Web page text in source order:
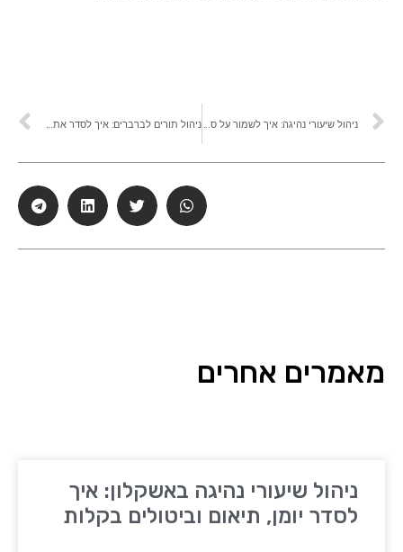
מאמרים אחרים
ניהול שיעורי נהיגה באשקלון: איך
לסדר יומן, תיאום וביטולים בקלות